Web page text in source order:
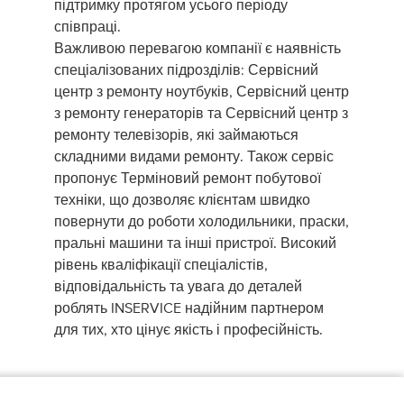
підтримку протягом усього періоду
співпраці.
Важливою перевагою компанії є наявність
спеціалізованих підрозділів: Сервісний
центр з ремонту ноутбуків, Сервісний центр
з ремонту генераторів та Сервісний центр з
ремонту телевізорів, які займаються
складними видами ремонту. Також сервіс
пропонує Терміновий ремонт побутової
техніки, що дозволяє клієнтам швидко
повернути до роботи холодильники, праски,
пральні машини та інші пристрої. Високий
рівень кваліфікації спеціалістів,
відповідальність та увага до деталей
роблять INSERVICE надійним партнером
для тих, хто цінує якість і професійність.